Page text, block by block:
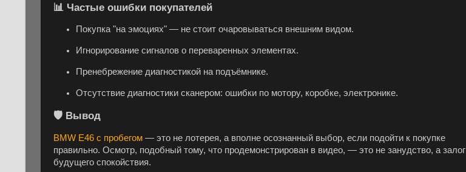
📊 Частые ошибки покупателей
Покупка "на эмоциях" — не стоит очаровываться внешним видом.
Игнорирование сигналов о переваренных элементах.
Пренебрежение диагностикой на подъёмнике.
Отсутствие диагностики сканером: ошибки по мотору, коробке, электронике.
🛡️ Вывод
BMW E46 с пробегом — это не лотерея, а вполне осознанный выбор, если подойти к покупке
правильно. Осмотр, подобный тому, что продемонстрирован в видео, — это не занудство, а залог
будущего спокойствия.